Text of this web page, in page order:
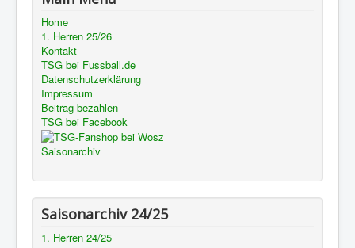
Home
1. Herren 25/26
Kontakt
TSG bei Fussball.de
Datenschutzerklärung
Impressum
Beitrag bezahlen
TSG bei Facebook
Saisonarchiv
Saisonarchiv 24/25
1. Herren 24/25